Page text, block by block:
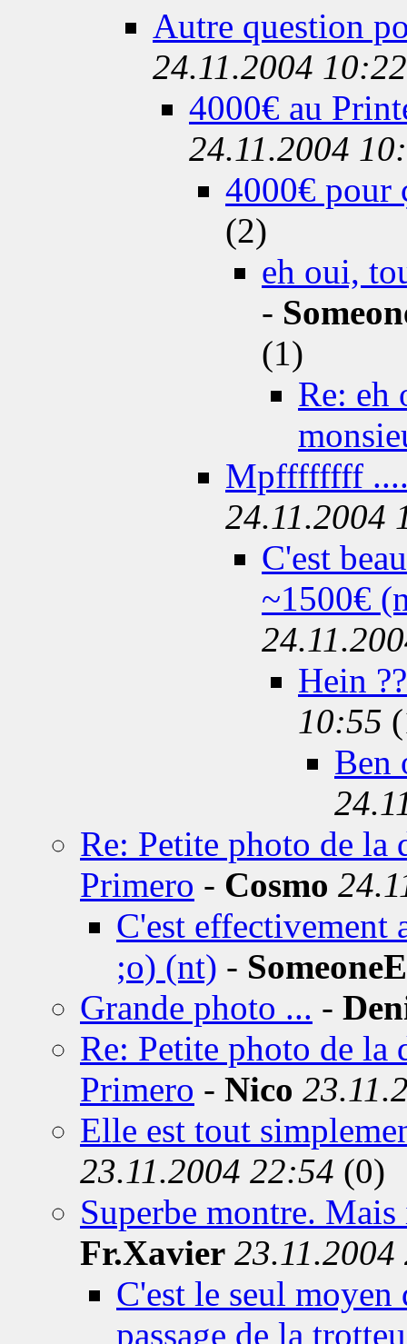
Autre question
24.11.2004 10:22
4000€ au
24.11.2004
4000€ pour
(2)
eh oui,
-
(1)
Re: eh
Mpffffffff
24.11.2004
C'est
~1500€
Hein
10:55
Ben
Re: Petite photo de la
Primero - Cosmo
C'est effectivement
;o) (nt) -
Grande photo ... -
Re: Petite photo de la
Primero - Nico
Elle est tout
23.11.2004 22:54 (0)
Superbe montre.
Fr.Xavier 23.11.2004
C'est le seul moyen
passage de la